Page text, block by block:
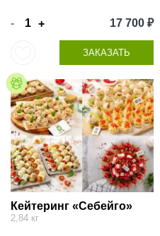
- + 17 700 ₽
ЗАКАЗАТЬ
Кейтеринг «Себейго»
2,84 кг